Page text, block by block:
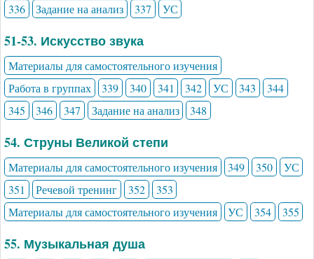
336
Задание на анализ 337 УС
51-53. Искусство звука
Материалы для самостоятельного изучения
Работа в группах
339 340 341 342 УС 343
344
345
346 347 Задание на анализ 348
54. Струны Великой степи
Материалы для самостоятельного изучения 349 350
УС
351
Речевой тренинг 352
353
Материалы для самостоятельного изучения
УС 354 355
55. Музыкальная душа